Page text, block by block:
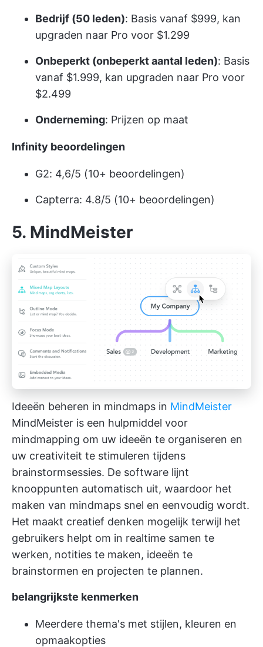
Bedrijf (50 leden): Basis vanaf $999, kan
upgraden naar Pro voor $1.299
Onbeperkt (onbeperkt aantal leden): Basis
vanaf $1.999, kan upgraden naar Pro voor
$2.499
Onderneming: Prijzen op maat
Infinity beoordelingen
G2: 4,6/5 (10+ beoordelingen)
Capterra: 4.8/5 (10+ beoordelingen)
5. MindMeister
Ideeën beheren in mindmaps in MindMeister
MindMeister is een hulpmiddel voor
mindmapping om uw ideeën te organiseren en
uw creativiteit te stimuleren tijdens
brainstormsessies. De software lijnt
knooppunten automatisch uit, waardoor het
maken van mindmaps snel en eenvoudig wordt.
Het maakt creatief denken mogelijk terwijl het
gebruikers helpt om in realtime samen te
werken, notities te maken, ideeën te
brainstormen en projecten te plannen.
belangrijkste kenmerken
Meerdere thema's met stijlen, kleuren en
opmaakopties